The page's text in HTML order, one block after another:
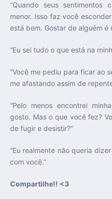
“Quando seus sentimentos
menor. Isso faz você
está bem. Gostar de alguém é
“Eu sei tudo o que está na
“Você me pediu para ficar ao
me afastando assim de
“Pelo menos encontrei
gosto. Mas o que você fez?
de fugir e desistir?”
“Eu realmente não queria
com você.”
Compartilhe!! <3